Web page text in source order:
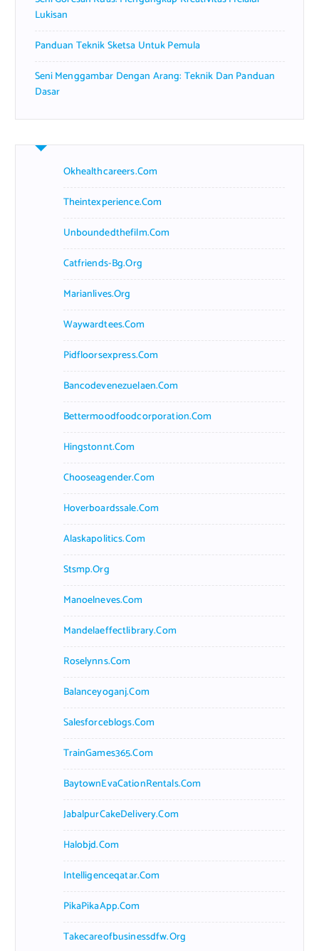
Lukisan
Panduan Teknik Sketsa Untuk Pemula
Seni Menggambar Dengan Arang: Teknik Dan Panduan
Dasar
Okhealthcareers.com
Theintexperience.com
Unboundedthefilm.com
Catfriends-Bg.org
Marianlives.org
Waywardtees.com
Pidfloorsexpress.com
Bancodevenezuelaen.com
Bettermoodfoodcorporation.com
Hingstonnt.com
Chooseagender.com
Hoverboardssale.com
Alaskapolitics.com
Stsmp.org
Manoelneves.com
Mandelaeffectlibrary.com
Roselynns.com
Balanceyoganj.com
Salesforceblogs.com
TrainGames365.com
BaytownEvaCationRentals.com
JabalpurCakeDelivery.com
Halobjd.com
Intelligenceqatar.com
PikaPikaApp.com
Takecareofbusinessdfw.org